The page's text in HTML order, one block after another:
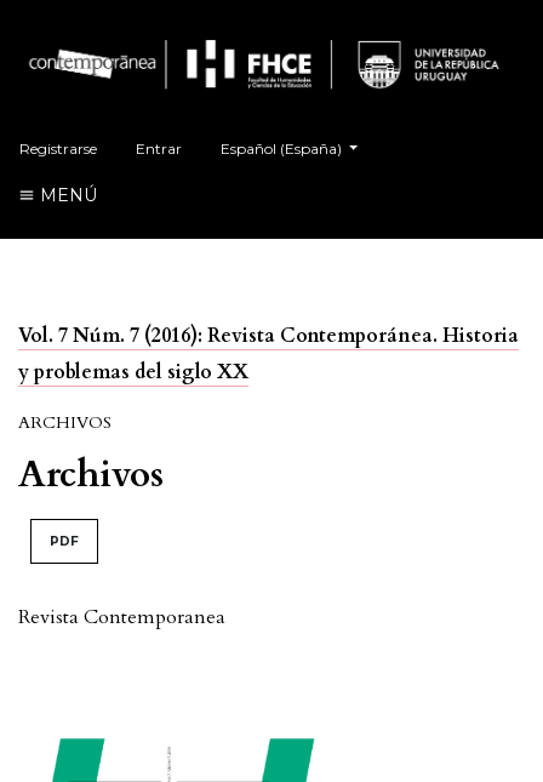
Registrarse Entrar Español (España)
MENÚ
Vol. 7 Núm. 7 (2016): Revista Contemporánea. Historia
y problemas del siglo XX
ARCHIVOS
Archivos
PDF
Revista Contemporanea